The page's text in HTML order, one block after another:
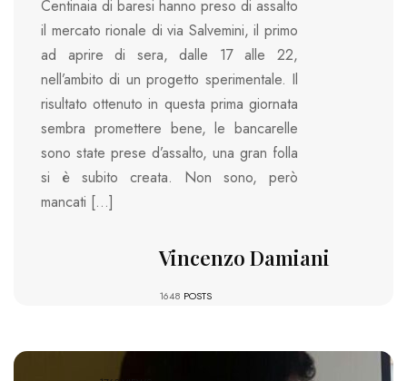
Centinaia di baresi hanno preso di assalto
il mercato rionale di via Salvemini, il primo
ad aprire di sera, dalle 17 alle 22,
nell’ambito di un progetto sperimentale. Il
risultato ottenuto in questa prima giornata
sembra promettere bene, le bancarelle
sono state prese d’assalto, una gran folla
si è subito creata. Non sono, però
mancati […]
Vincenzo Damiani
1648 POSTS